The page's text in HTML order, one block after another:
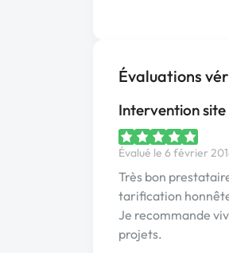
Évaluations
Intervention site
Évalué le 6 février
Très bon
tarification
Je recommande
projets.